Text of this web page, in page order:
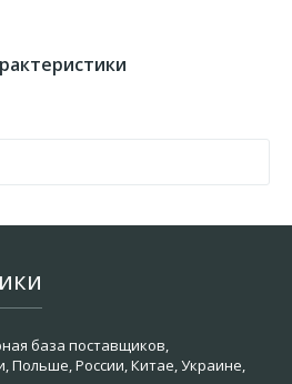
база поставщиков,
Польше, России, Китае, Украине,